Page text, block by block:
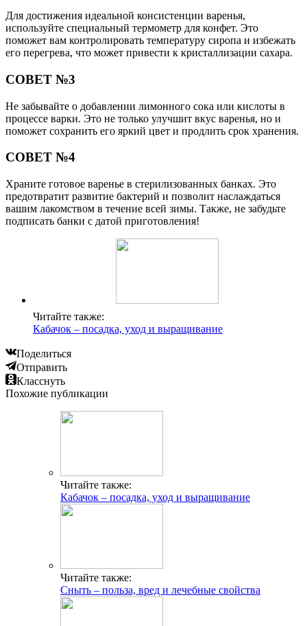
Для достижения идеальной консистенции варенья,
используйте специальный термометр для конфет. Это
поможет вам контролировать температуру сиропа и избежать
его перегрева, что может привести к кристаллизации сахара.
СОВЕТ №3
Не забывайте о добавлении лимонного сока или кислоты в
процессе варки. Это не только улучшит вкус варенья, но и
поможет сохранить его яркий цвет и продлить срок хранения.
СОВЕТ №4
Храните готовое варенье в стерилизованных банках. Это
предотвратит развитие бактерий и позволит наслаждаться
вашим лакомством в течение всей зимы. Также, не забудьте
подписать банки с датой приготовления!
Читайте также:
Кабачок – посадка, уход и выращивание
Поделиться
Отправить
Класснуть
Похожие публикации
Читайте также:
Кабачок – посадка, уход и выращивание
Читайте также:
Сныть – польза, вред и лечебные свойства